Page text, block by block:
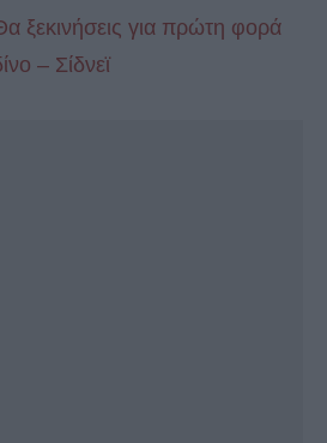
ξεκινήσεις για πρώτη φορά
– Σίδνεϊ